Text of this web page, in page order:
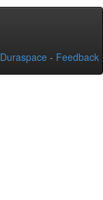
Duraspace - Feedback